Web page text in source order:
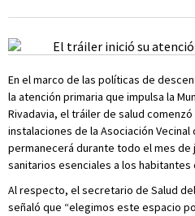
En el marco de las políticas de
la atención primaria que impulsa la
Rivadavia, el tráiler de salud
instalaciones de la Asociación Vecinal
permanecerá durante todo el mes de
sanitarios esenciales a los habitantes
Al respecto, el secretario de Salud
señaló que “elegimos este espacio